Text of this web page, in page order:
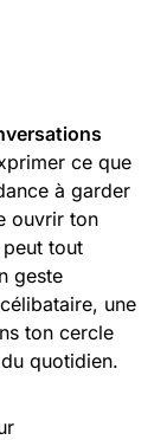
ce que
à garder
ouvrir ton
tout
geste
une
ton cercle
quotidien.